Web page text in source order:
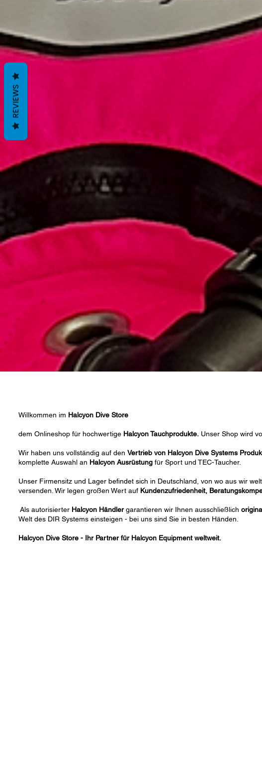
Willkommen im Halcyon Dive Store
dem Onlineshop für hochwertige Halcyon Tauchprodukte. Unser Shop wird
Wir haben uns vollständig auf denVertrieb von Halcyon Dive Systems
komplette Auswahl an Halcyon Ausrüstungfür Sport und TEC-Taucher.
Unser Firmensitz und Lager befindet sich in Deutschland, von wo aus wir
versenden. Wir legen großen Wert auf Kundenzufriedenheit,
Als autorisierter Halcyon Händlergarantieren wir Ihnen ausschließlich
Welt des DIR Systems einsteigen - bei uns sind Sie in besten Händen.
Halcyon Dive Store - Ihr Partner für Halcyon Equipment weltweit.
REVIEWS